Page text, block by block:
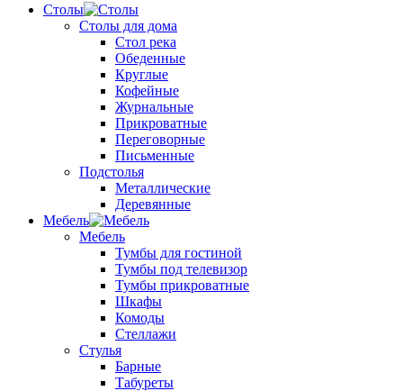
Столы
Столы для дома
Стол река
Обеденные
Круглые
Кофейные
Журнальные
Прикроватные
Переговорные
Письменные
Подстолья
Металлические
Деревянные
Мебель
Мебель
Тумбы для гостиной
Тумбы под телевизор
Тумбы прикроватные
Шкафы
Комоды
Стеллажи
Стулья
Барные
Табуреты